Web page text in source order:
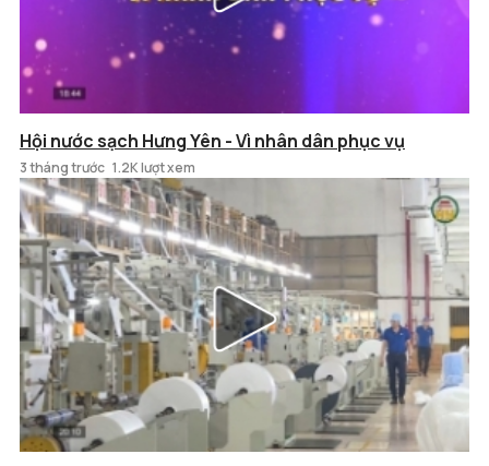
Hội nước sạch Hưng Yên - Vì nhân dân phục vụ
3 tháng trước 1.2K lượt xem